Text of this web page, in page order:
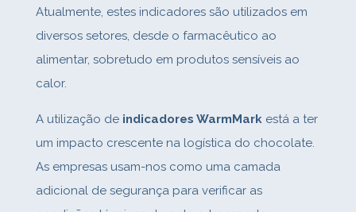
Atualmente, estes indicadores são utilizados em
diversos setores, desde o farmacêutico ao
alimentar, sobretudo em produtos sensíveis ao
calor.
A utilização de indicadores WarmMarkestá a ter
um impacto crescente na logística do chocolate.
As empresas usam‑nos como uma camada
adicional de segurança para verificar as